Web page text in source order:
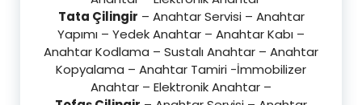
Tata Çilingir – Anahtar Servisi – Anahtar
Yapımı – Yedek Anahtar – Anahtar Kabı –
Anahtar Kodlama – Sustalı Anahtar – Anahtar
Kopyalama – Anahtar Tamiri -İmmobilizer
Anahtar – Elektronik Anahtar –